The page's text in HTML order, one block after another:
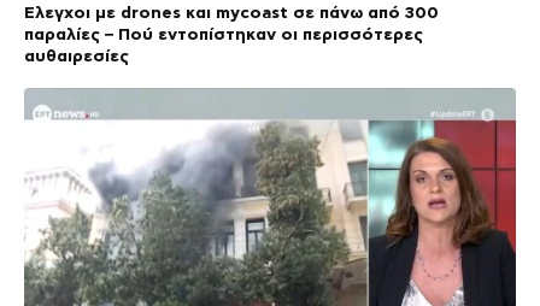
Έλεγχοι με drones και mycoast σε πάνω από 300
παραλίες – Πού εντοπίστηκαν οι περισσότερες
αυθαιρεσίες